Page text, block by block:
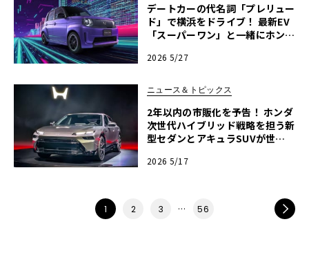
デートカーの代名詞「プレリュー
ド」で横浜をドライブ！ 最新EV
「スーパーワン」と一緒にホンダ
ズミート2026横浜】
2026 5/27
ニュース＆トピックス
2年以内の市販化を予告！ ホンダ
次世代ハイブリッド戦略を担う新
型セダンとアキュラSUVが世界
2026 5/17
1 2 3 … 56